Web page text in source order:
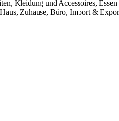
Kleidung und Accessoires,
Zuhause, Büro, Import &